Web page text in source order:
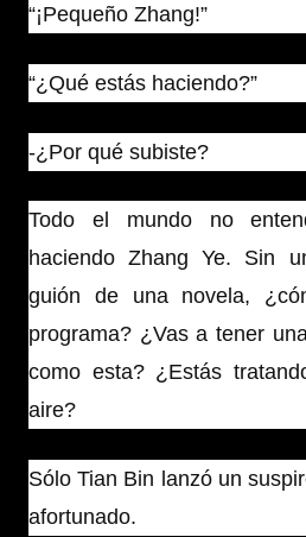
“¡Pequeño Zhang!”
“¿Qué estás haciendo?”
-¿Por qué subiste?
Todo el mundo no
haciendo Zhang Ye. Sin
guión de una novela,
programa? ¿Vas a tener
como esta? ¿Estás
aire?
Sólo Tian Bin lanzó un
afortunado.